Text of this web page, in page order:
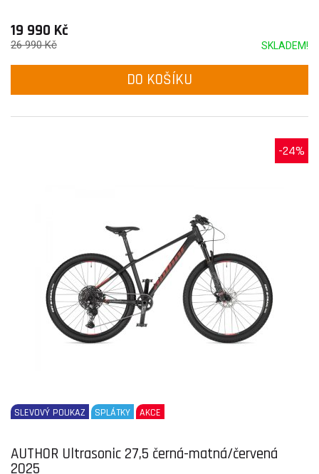
19 990 Kč
SKLADEM!
26 990 Kč
DO KOŠÍKU
-24%
SLEVOVÝ POUKAZ SPLÁTKY AKCE
AUTHOR Ultrasonic 27,5 černá-matná/červená
2025